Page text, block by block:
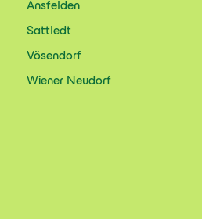
Ansfelden
Sattledt
Vösendorf
Wiener Neudorf